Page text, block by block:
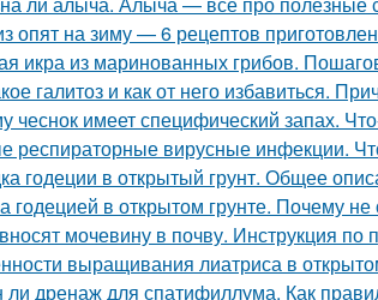
опят на зиму — 6 рецептов
икра из маринованных грибов.
галитоз и как от него избавиться.
чеснок имеет специфический запах.
респираторные вирусные инфекции.
годеции в открытый грунт. Общее
годецией в открытом грунте. Почему
мочевину в почву. Инструкция
выращивания лиатриса в
дренаж для спатифиллума. Как